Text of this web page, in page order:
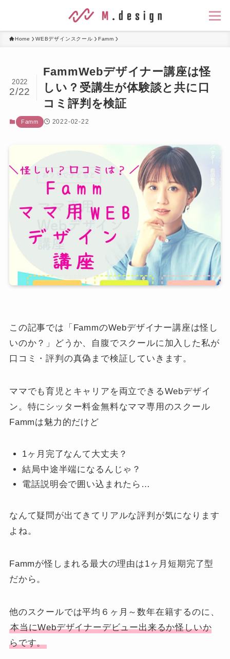
Home WEBデザインスクール Famm
FammWebデザイナー講座は怪
しい？受講生が体験談と共に口
コミ評判を検証
2022
2/22
Famm 2022-02-22
この記事では「FammのWebデザイナー講座は怪し
いのか？」どうか、自腹でスクールに加入した私が
口コミ・評判の真偽まで検証していきます。
ママでも育児とキャリアを両立できるWebデザイ
ン。特にシッター料金無料なママ専用のスクール
Fammは魅力的だけど
1ヶ月完了なんて大丈夫？
結局中途半端になるんじゃ？
電話説明会で囲い込まれたら…
なんて疑問が出てきてリアルな評判が気になります
よね。
Fammが怪しまれる最大の理由は1ヶ月短期完了型
だから。
他のスクールでは平均６ヶ月～数年在籍するのに、
本当にWebデザイナーデビュー出来るか怪しいか
らです。